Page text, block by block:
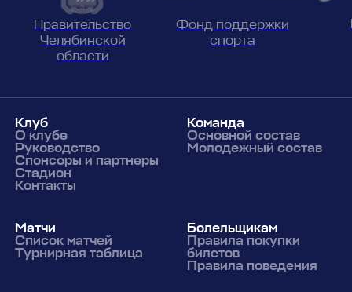
Правительство
Челябинской
области
Фонд поддержки
спорта
Клуб
О клубе
Руководство
Спонсоры и партнеры
Стадион
Контакты
Команда
Основной состав
Молодежный состав
Матчи
Список матчей
Турнирная таблица
Болельщикам
Правила покупки
билетов
Правила поведения